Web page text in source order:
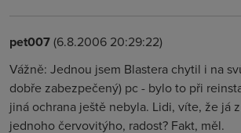
pet007(6.8.2006 20:29:22)
Vážně: Jednou jsem Blastera chytil i na
dobře zabezpečený) pc - bylo to při
jiná ochrana ještě nebyla. Lidi, víte, že já
jednoho červovitýho, radost? Fakt, měl.